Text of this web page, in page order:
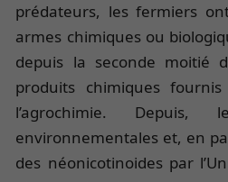
prédateurs, les fermiers
armes chimiques ou
depuis la seconde moitié
produits chimiques
l’agrochimie. Depuis,
environnementales et, en
des néonicotinoides par